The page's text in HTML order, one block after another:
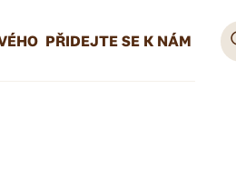
PŘIDEJTE SE K NÁM